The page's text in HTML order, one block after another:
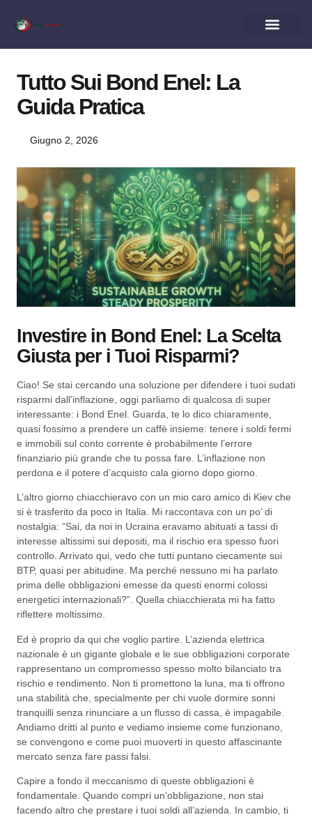
Tutto Sui Bond Enel: La
Guida Pratica
Giugno 2, 2026
Investire in Bond Enel: La Scelta
Giusta per i Tuoi Risparmi?
Ciao! Se stai cercando una soluzione per difendere i tuoi sudati
risparmi dall’inflazione, oggi parliamo di qualcosa di super
interessante: i Bond Enel. Guarda, te lo dico chiaramente,
quasi fossimo a prendere un caffè insieme: tenere i soldi fermi
e immobili sul conto corrente è probabilmente l’errore
finanziario più grande che tu possa fare. L’inflazione non
perdona e il potere d’acquisto cala giorno dopo giorno.
L’altro giorno chiacchieravo con un mio caro amico di Kiev che
si è trasferito da poco in Italia. Mi raccontava con un po’ di
nostalgia: “Sai, da noi in Ucraina eravamo abituati a tassi di
interesse altissimi sui depositi, ma il rischio era spesso fuori
controllo. Arrivato qui, vedo che tutti puntano ciecamente sui
BTP, quasi per abitudine. Ma perché nessuno mi ha parlato
prima delle obbligazioni emesse da questi enormi colossi
energetici internazionali?”. Quella chiacchierata mi ha fatto
riflettere moltissimo.
Ed è proprio da qui che voglio partire. L’azienda elettrica
nazionale è un gigante globale e le sue obbligazioni corporate
rappresentano un compromesso spesso molto bilanciato tra
rischio e rendimento. Non ti promettono la luna, ma ti offrono
una stabilità che, specialmente per chi vuole dormire sonni
tranquilli senza rinunciare a un flusso di cassa, è impagabile.
Andiamo dritti al punto e vediamo insieme come funzionano,
se convengono e come puoi muoverti in questo affascinante
mercato senza fare passi falsi.
Capire a fondo il meccanismo di queste obbligazioni è
fondamentale. Quando compri un’obbligazione, non stai
facendo altro che prestare i tuoi soldi all’azienda. In cambio, ti